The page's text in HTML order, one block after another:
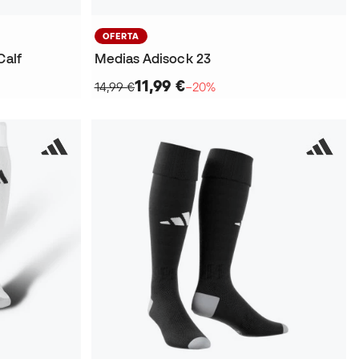
OFERTA
Medias Adisock 23
14,99 €11,99 €−20%